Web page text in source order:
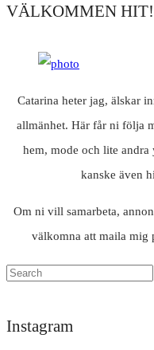
VÄLKOMMEN HIT!
Catarina heter jag, älskar
allmänhet. Här får ni följa
hem, mode och lite
kanske även
Om ni vill samarbeta,
välkomna att maila mig
Instagram